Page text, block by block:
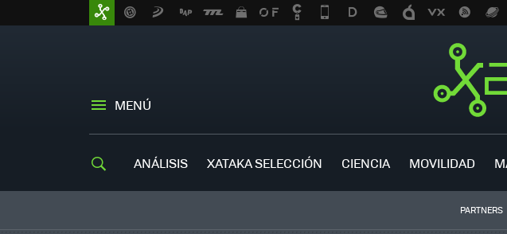
MENÚ
ANÁLISIS XATAKA SELECCIÓN CIENCIA MOVILIDAD
PARTNERS